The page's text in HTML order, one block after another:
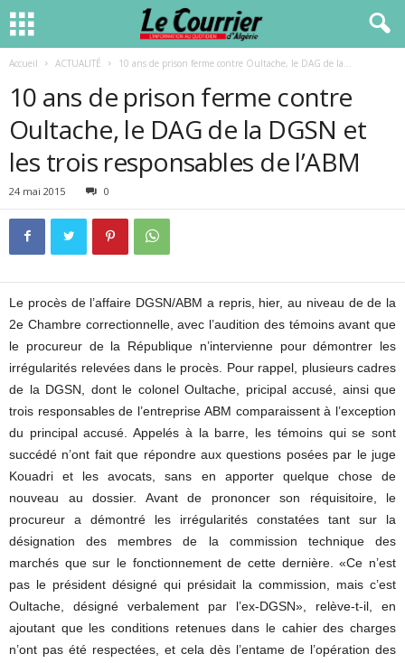
Accueil ACTUALITÉ 10 ans de prison ferme contre Oultache, le DAG de la...
10 ans de prison ferme contre
Oultache, le DAG de la DGSN et
les trois responsables de l’ABM
24 mai 2015 0
Le procès de l’affaire DGSN/ABM a repris, hier, au niveau de de la
2e Chambre correctionnelle, avec l’audition des témoins avant que
le procureur de la République n’intervienne pour démontrer les
irrégularités relevées dans le procès. Pour rappel, plusieurs cadres
de la DGSN, dont le colonel Oultache, pricipal accusé, ainsi que
trois responsables de l’entreprise ABM comparaissent à l’exception
du principal accusé. Appelés à la barre, les témoins qui se sont
succédé n’ont fait que répondre aux questions posées par le juge
Kouadri et les avocats, sans en apporter quelque chose de
nouveau au dossier. Avant de prononcer son réquisitoire, le
procureur a démontré les irrégularités constatées tant sur la
désignation des membres de la commission technique des
marchés que sur le fonctionnement de cette dernière. «Ce n’est
pas le président désigné qui présidait la commission, mais c’est
Oultache, désigné verbalement par l’ex-DGSN», relève-t-il, en
ajoutant que les conditions retenues dans le cahier des charges
n’ont pas été respectées, et cela dès l’entame de l’opération des